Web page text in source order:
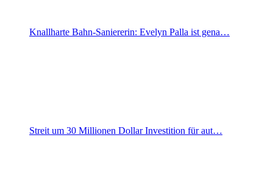
Knallharte Bahn-Saniererin: Evelyn Palla ist gena…
Streit um 30 Millionen Dollar Investition für aut…